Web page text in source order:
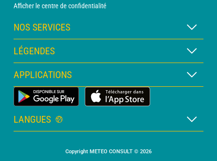
Afficher le centre de confidentialité
NOS SERVICES
Abonnement METEO Xpert
Abonnement METEO PRO
Consultation avec un prévisionniste
Bulletin PRO
LÉGENDES
Légende des cartes
Légende des pictogrammes
Glossaire
APPLICATIONS
Application Météo Terrestre
LANGUES
Copyright METEO CONSULT © 2026